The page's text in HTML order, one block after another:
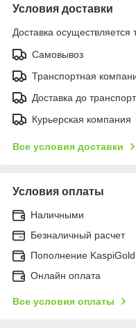
Условия доставки
Доставка осуществляется
Самовывоз
Транспортная
Доставка до
Курьерская компания
Все условия доставки
Условия оплаты
Наличными
Безналичный расчет
Пополнение KaspiGold
Онлайн оплата
Все условия оплаты